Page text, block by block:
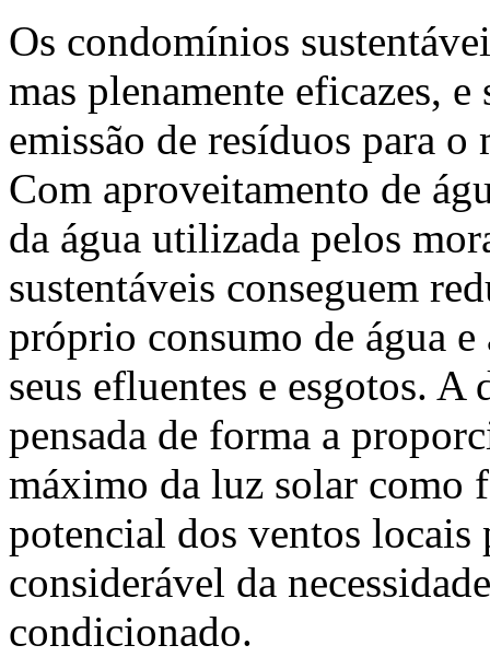
Os condomínios
mas plenamente eficazes,
emissão de resíduos para
Com aproveitamento de
da água utilizada pelos
sustentáveis conseguem
próprio consumo de água e
seus efluentes e esgotos.
pensada de forma a
máximo da luz solar como
potencial dos ventos
considerável da
condicionado.